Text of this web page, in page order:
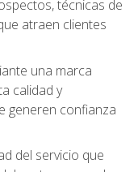
técnicas de
atraen clientes
una marca
calidad y
generen confianza
del servicio que